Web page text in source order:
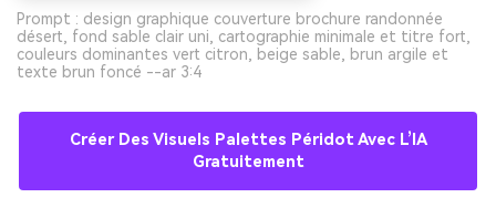
Prompt : design graphique couverture brochure randonnée
désert, fond sable clair uni, cartographie minimale et titre fort,
couleurs dominantes vert citron, beige sable, brun argile et
texte brun foncé --ar 3:4
Créer Des Visuels Palettes Péridot Avec L’IA
Gratuitement